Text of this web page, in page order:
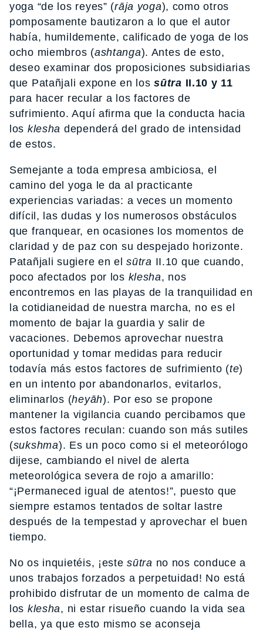
yoga “de los reyes” (rāja yoga), como otros
pomposamente bautizaron a lo que el autor
había, humildemente, calificado de yoga de los
ocho miembros (ashtanga). Antes de esto,
deseo examinar dos proposiciones subsidiarias
que Patañjali expone en lossūtra II.10 y 11
para hacer recular a los factores de
sufrimiento. Aquí afirma que la conducta hacia
los klesha dependerá del grado de intensidad
de estos.
Semejante a toda empresa ambiciosa, el
camino del yoga le da al practicante
experiencias variadas: a veces un momento
difícil, las dudas y los numerosos obstáculos
que franquear, en ocasiones los momentos de
claridad y de paz con su despejado horizonte.
Patañjali sugiere en elsūtra II.10 que cuando,
poco afectados por los klesha, nos
encontremos en las playas de la tranquilidad en
la cotidianeidad de nuestra marcha, no es el
momento de bajar la guardia y salir de
vacaciones. Debemos aprovechar nuestra
oportunidad y tomar medidas para reducir
todavía más estos factores de sufrimiento (te)
en un intento por abandonarlos, evitarlos,
eliminarlos (heyāh). Por eso se propone
mantener la vigilancia cuando percibamos que
estos factores reculan: cuando son más sutiles
(sukshma). Es un poco como si el meteorólogo
dijese, cambiando el nivel de alerta
meteorológica severa de rojo a amarillo:
“¡Permaneced igual de atentos!”, puesto que
siempre estamos tentados de soltar lastre
después de la tempestad y aprovechar el buen
tiempo.
No os inquietéis, ¡estesūtra no nos conduce a
unos trabajos forzados a perpetuidad! No está
prohibido disfrutar de un momento de calma de
los klesha, ni estar risueño cuando la vida sea
bella, ya que esto mismo se aconseja